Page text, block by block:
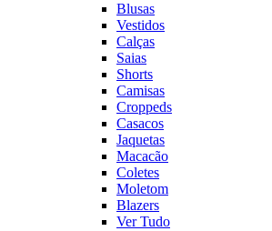
Blusas
Vestidos
Calças
Saias
Shorts
Camisas
Croppeds
Casacos
Jaquetas
Macacão
Coletes
Moletom
Blazers
Ver Tudo